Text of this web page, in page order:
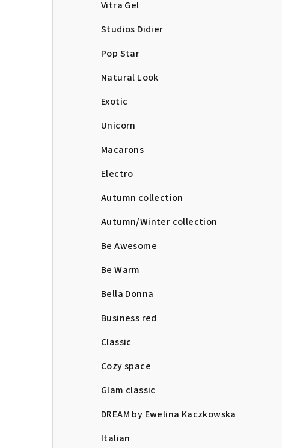
Vitra Gel
Studios Didier
Pop Star
Natural Look
Exotic
Unicorn
Macarons
Electro
Autumn collection
Autumn/Winter collection
Be Awesome
Be Warm
Bella Donna
Business red
Classic
Cozy space
Glam classic
DREAM by Ewelina Kaczkowska
Italian